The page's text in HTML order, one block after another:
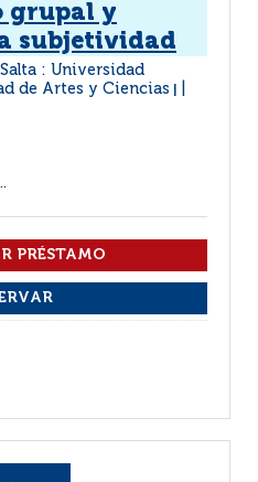
grupal y
subjetividad
Salta : Universidad
de Artes y Ciencias